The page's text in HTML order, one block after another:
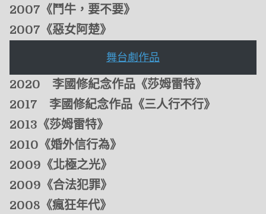
2007《鬥牛 ， 要不要》
2007《惡女阿楚》
舞台劇作品
2020 李國修紀念作品 《莎姆雷特》
2017 李國修紀念作品 《三人行不行》
2013《莎姆雷特》
2010《婚外信行為》
2009《北極之光》
2009《合法犯罪》
2008《瘋狂年代》